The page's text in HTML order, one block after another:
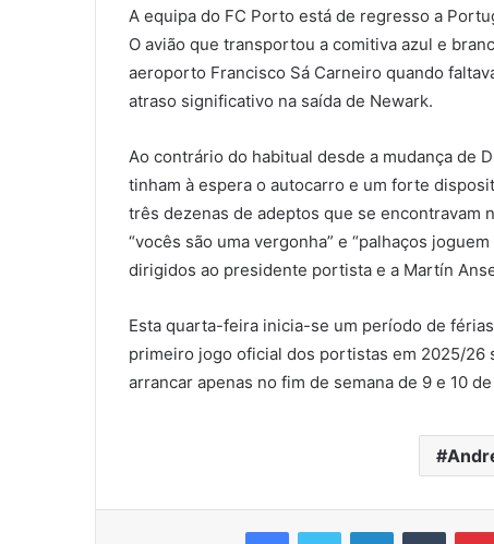
A equipa do FC Porto está de regresso a
O avião que transportou a comitiva azul e
aeroporto Francisco Sá Carneiro quando
atraso significativo na saída de Newark.
Ao contrário do habitual desde a mudança de
tinham à espera o autocarro e um forte
três dezenas de adeptos que se encontravam
“vocês são uma vergonha” e “palhaços
dirigidos ao presidente portista e a Martín
Esta quarta-feira inicia-se um período de
primeiro jogo oficial dos portistas em 2025/26
arrancar apenas no fim de semana de 9 e 10
FacebookTwitter LinkedinTumblr